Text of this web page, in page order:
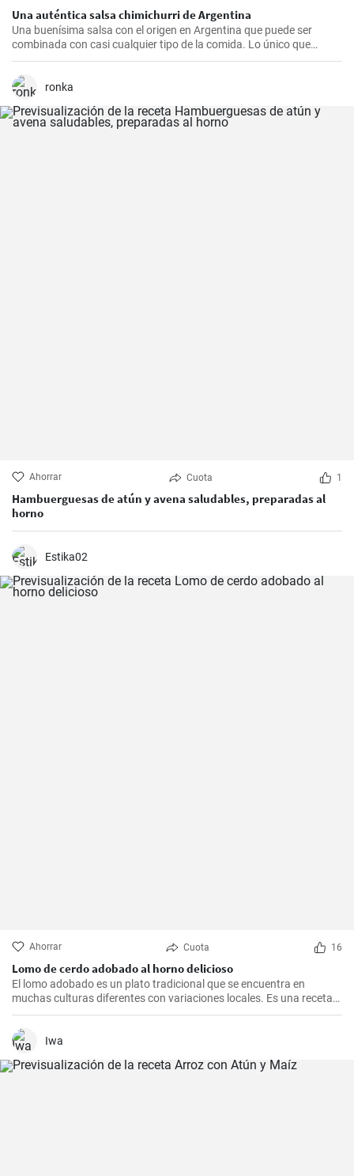
Una auténtica salsa chimichurri de Argentina
Una buenísima salsa con el origen en Argentina que puede ser
combinada con casi cualquier tipo de la comida. Lo único que
debería hacer es seguir la receta presente.
ronka
Ahorrar Cuota 1
Hambuerguesas de atún y avena saludables, preparadas al
horno
Estika02
Ahorrar Cuota 16
Lomo de cerdo adobado al horno delicioso
El lomo adobado es un plato tradicional que se encuentra en
muchas culturas diferentes con variaciones locales. Es una receta
sencilla y deliciosa que consiste en una pieza jugosa de lomo de
cerdo marinado (adobado) en una mezcla de especias, vinagre y ajo
antes de ser asado hasta quedar tierno y sabroso. Es excelente
Iwa